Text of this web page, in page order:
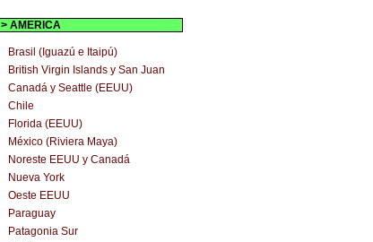
> AMERICA
Brasil (Iguazú e Itaipú)
British Virgin Islands y San Juan
Canadá y Seattle (EEUU)
Chile
Florida (EEUU)
México (Riviera Maya)
Noreste EEUU y Canadá
Nueva York
Oeste EEUU
Paraguay
Patagonia Sur